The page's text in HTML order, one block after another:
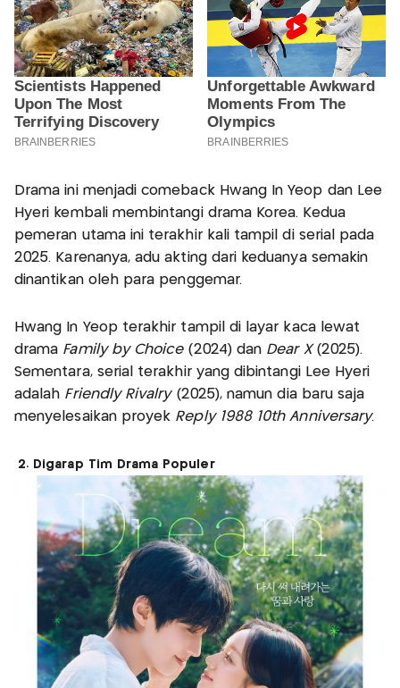
Drama ini menjadi comeback Hwang In Yeop dan Lee
Hyeri kembali membintangi drama Korea. Kedua
pemeran utama ini terakhir kali tampil di serial pada
2025. Karenanya, adu akting dari keduanya semakin
dinantikan oleh para penggemar.
Hwang In Yeop terakhir tampil di layar kaca lewat
drama Family by Choice(2024) dan Dear X(2025).
Sementara, serial terakhir yang dibintangi Lee Hyeri
adalah Friendly Rivalry(2025), namun dia baru saja
menyelesaikan proyek Reply 1988 10th Anniversary.
2. Digarap Tim Drama Populer